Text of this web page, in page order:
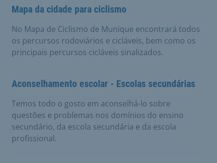
Mapa da cidade para ciclismo
No Mapa de Ciclismo de Munique encontrará todos
os percursos rodoviários e cicláveis, bem como os
principais percursos cicláveis sinalizados.
Aconselhamento escolar - Escolas secundárias
Temos todo o gosto em aconselhá-lo sobre
questões e problemas nos domínios do ensino
secundário, da escola secundária e da escola
profissional.